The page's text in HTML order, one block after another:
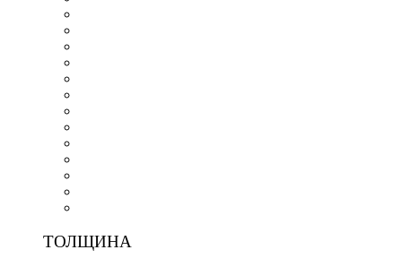
ТОЛЩИНА